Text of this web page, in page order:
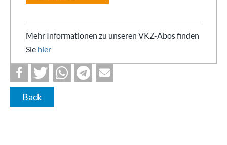
Mehr Informationen zu unseren VKZ-Abos finden
Sie hier
Back